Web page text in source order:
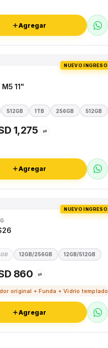
Agregar
NUEVO INGRESO
11"
512GB 1TB 256GB 512GB
1,275 ⇄
Agregar
NUEVO INGRESO
12GB/256GB 12GB/512GB
860 ⇄
original + Funda + Vidrio templado
Agregar